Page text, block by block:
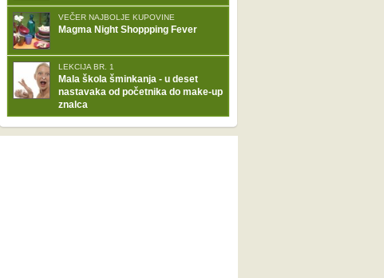
VEČER NAJBOLJE KUPOVINE
Magma Night Shoppping Fever
LEKCIJA BR. 1
Mala škola šminkanja - u deset
nastavaka od početnika do make-up
znalca